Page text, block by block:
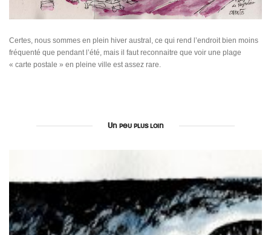
Certes, nous sommes en plein hiver austral, ce qui rend l’endroit bien moins
fréquenté que pendant l’été, mais il faut reconnaitre que voir une plage
« carte postale » en pleine ville est assez rare.
Un peu plus loin